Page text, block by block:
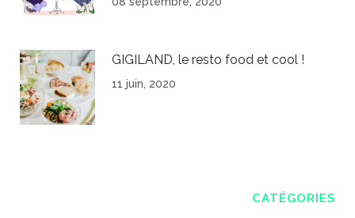
GIGILAND, le resto food et cool !
11 juin, 2020
CATÉGORIES